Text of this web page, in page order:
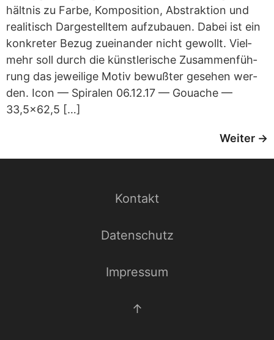
hält­nis zu Farbe, Kom­po­si­tion, Abs­trak­tion und
rea­li­tisch Dar­ge­stell­tem auf­zu­bauen. Dabei ist ein
kon­kre­ter Bezug zuein­an­der nicht gewollt. Viel­
mehr soll durch die künst­le­ri­sche Zusam­men­füh­
rung das jewei­lige Motiv bewuß­ter gese­hen wer­
den. Icon — Spi­ra­len 06.12.17 — Gou­ache —
33,5x62,5 […]
Weiter →
Kontakt
Datenschutz
Impressum
↑